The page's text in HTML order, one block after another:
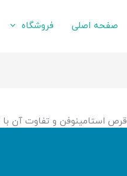
صفحه اصلی فروشگاه
قرص استامینوفن و تفاوت آن با